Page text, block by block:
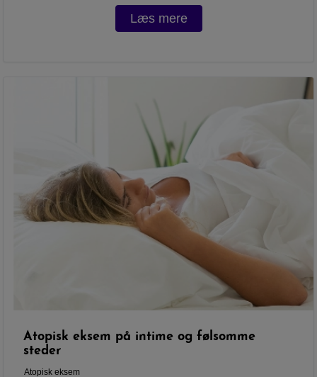
Læs mere
Atopisk eksem på intime og følsomme
steder
Atopisk eksem